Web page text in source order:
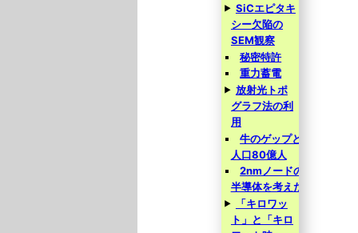
SiCエピタキ
シー欠陥の
SEM観察
秘密特許
重力蓄電
放射光トポ
グラフ法の利
用
牛のゲップと
人口80億人
2nmノードの
半導体を考えた
「キロワッ
ト」と「キロ